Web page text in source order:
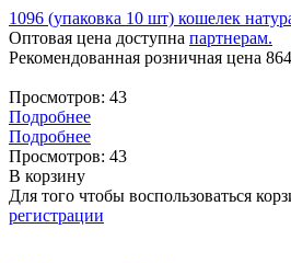
1096 (упаковка 10 шт) кошелек
Оптовая цена доступна партнерам.
Рекомендованная розничная цена 864
Просмотров: 43
Подробнее
Подробнее
Просмотров: 43
В корзину
Для того чтобы воспользоваться
регистрации